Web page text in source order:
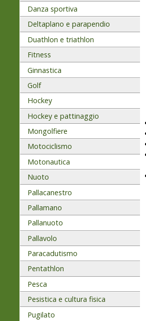
Danza sportiva
Deltaplano e parapendio
Duathlon e triathlon
Fitness
Ginnastica
Golf
Hockey
Hockey e pattinaggio
Mongolfiere
Motociclismo
Motonautica
Nuoto
Pallacanestro
Pallamano
Pallanuoto
Pallavolo
Paracadutismo
Pentathlon
Pesca
Pesistica e cultura fisica
Pugilato